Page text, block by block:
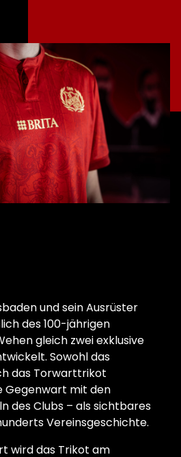
und sein Ausrüster
des 100-jährigen
gleich zwei exklusive
Sowohl das
das Torwarttrikot
Gegenwart mit den
des Clubs – als sichtbares
Vereinsgeschichte.
wird das Trikot am